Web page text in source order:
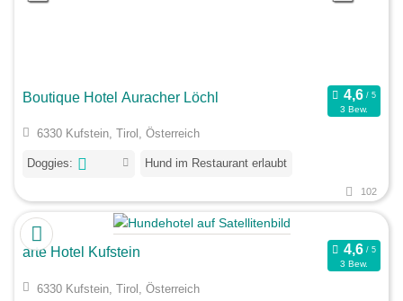
Boutique Hotel Auracher Löchl
3 Bew.
6330 Kufstein, Tirol, Österreich
Doggies: Hund im Restaurant erlaubt
102
arte Hotel Kufstein
3 Bew.
6330 Kufstein, Tirol, Österreich